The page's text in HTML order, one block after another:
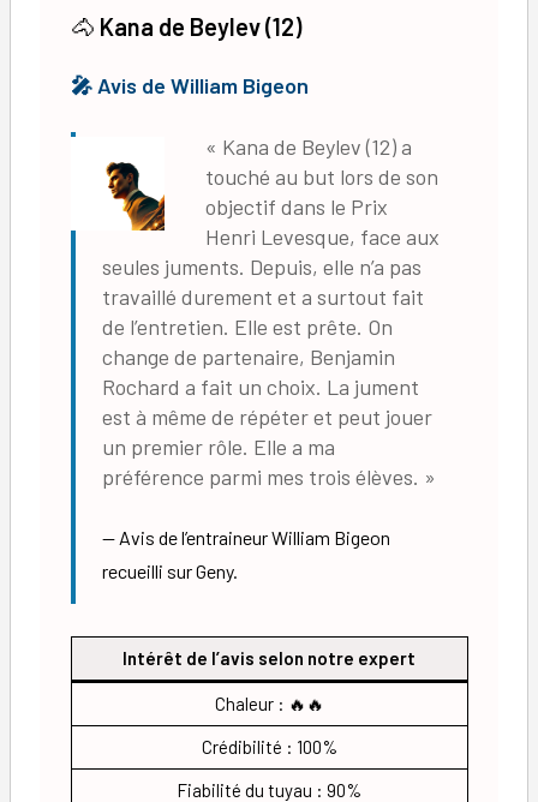
🐴 Kana de Beylev (12)
🎤 Avis de William Bigeon
« Kana de Beylev (12) a
touché au but lors de son
objectif dans le Prix
Henri Levesque, face aux
seules juments. Depuis, elle n’a pas
travaillé durement et a surtout fait
de l’entretien. Elle est prête. On
change de partenaire, Benjamin
Rochard a fait un choix. La jument
est à même de répéter et peut jouer
un premier rôle. Elle a ma
préférence parmi mes trois élèves. »
Avis de l’entraineur William Bigeon
recueilli sur Geny.
Intérêt de l’avis selon notre expert
Chaleur : 🔥🔥
Crédibilité : 100%
Fiabilité du tuyau : 90%